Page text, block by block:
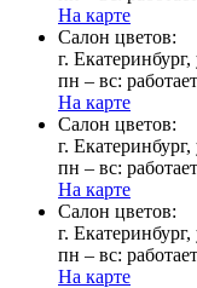
На карте
Cалон цветов:
г.
пн – вс:
На карте
Cалон цветов:
г.
пн – вс:
На карте
Cалон цветов:
г.
пн – вс:
На карте